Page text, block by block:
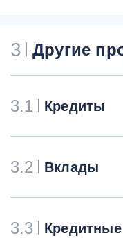
3 Другие
3.1 Кредиты
3.2 Вклады
3.3